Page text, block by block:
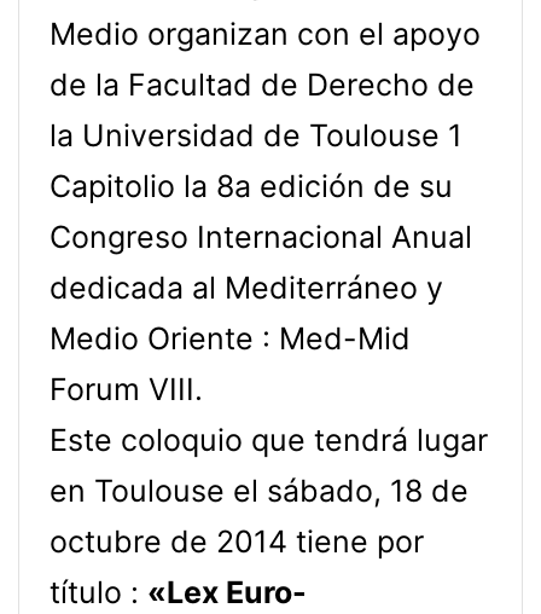
Medio organizan con el apoyo
de la Facultad de Derecho de
la Universidad de Toulouse 1
Capitolio la 8a edición de su
Congreso Internacional Anual
dedicada al Mediterráneo y
Medio Oriente : Med-Mid
Forum VIII.
Este coloquio que tendrá lugar
en Toulouse el sábado, 18 de
octubre de 2014 tiene por
título : «Lex Euro-